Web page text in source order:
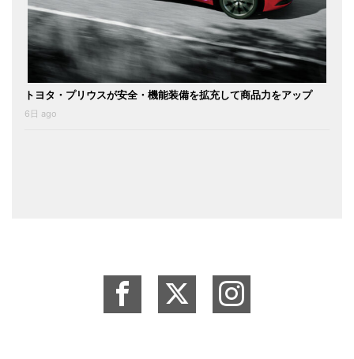
トヨタ・プリウスが安全・機能装備を拡充して商品力をアップ
6日 ago